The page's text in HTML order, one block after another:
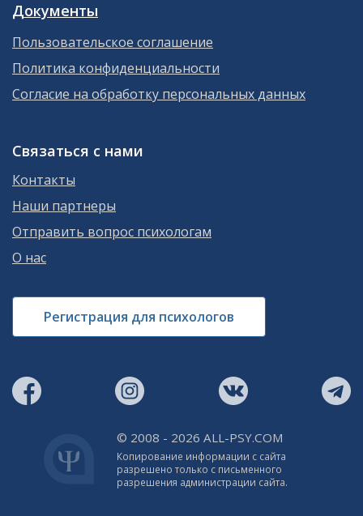
Документы
Пользовательское соглашение
Политика конфиденциальности
Согласие на обработку персональных данных
Связаться с нами
Контакты
Наши партнеры
Отправить вопрос психологам
О нас
Регистрация для психологов
© 2008 - 2026 ALL-PSY.COM
Копирование информации с сайта
разрешено только с письменного
разрешения администрации сайта.